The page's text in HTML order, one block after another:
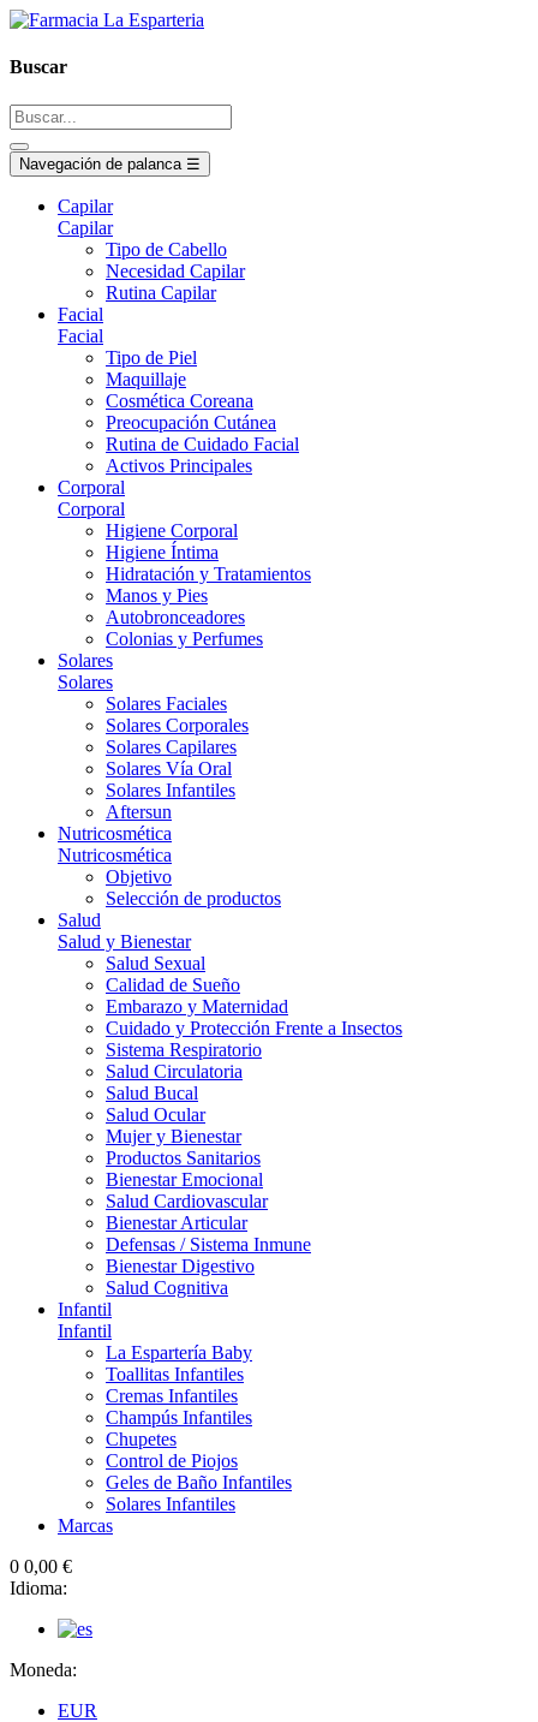
Buscar
Navegación de palanca ☰
Capilar
Capilar
Tipo de Cabello
Necesidad Capilar
Rutina Capilar
Facial
Facial
Tipo de Piel
Maquillaje
Cosmética Coreana
Preocupación Cutánea
Rutina de Cuidado Facial
Activos Principales
Corporal
Corporal
Higiene Corporal
Higiene Íntima
Hidratación y Tratamientos
Manos y Pies
Autobronceadores
Colonias y Perfumes
Solares
Solares
Solares Faciales
Solares Corporales
Solares Capilares
Solares Vía Oral
Solares Infantiles
Aftersun
Nutricosmética
Nutricosmética
Objetivo
Selección de productos
Salud
Salud y Bienestar
Salud Sexual
Calidad de Sueño
Embarazo y Maternidad
Cuidado y Protección Frente a Insectos
Sistema Respiratorio
Salud Circulatoria
Salud Bucal
Salud Ocular
Mujer y Bienestar
Productos Sanitarios
Bienestar Emocional
Salud Cardiovascular
Bienestar Articular
Defensas / Sistema Inmune
Bienestar Digestivo
Salud Cognitiva
Infantil
Infantil
La Espartería Baby
Toallitas Infantiles
Cremas Infantiles
Champús Infantiles
Chupetes
Control de Piojos
Geles de Baño Infantiles
Solares Infantiles
Marcas
0 0,00 €
Idioma:
Moneda:
EUR